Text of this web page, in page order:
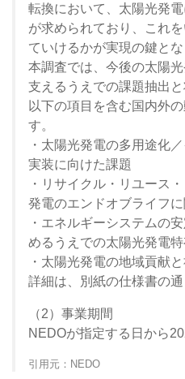
転換において、太陽光発
が求められており、これ
ていけるかが実現の鍵とな
本調査では、今後の太陽
支えるうえでの課題抽出
以下の項目を含む国内外
す。
・太陽光発電の多用途化
実装に向けた課題
・リサイクル・リユース
発電のエンドオブライフ
・エネルギーシステムの
めるうえでの太陽光発電
・太陽光発電の地域貢献
詳細は、別紙の仕様書の通
（2）事業期間
NEDOが指定する日から
引用元：NEDO